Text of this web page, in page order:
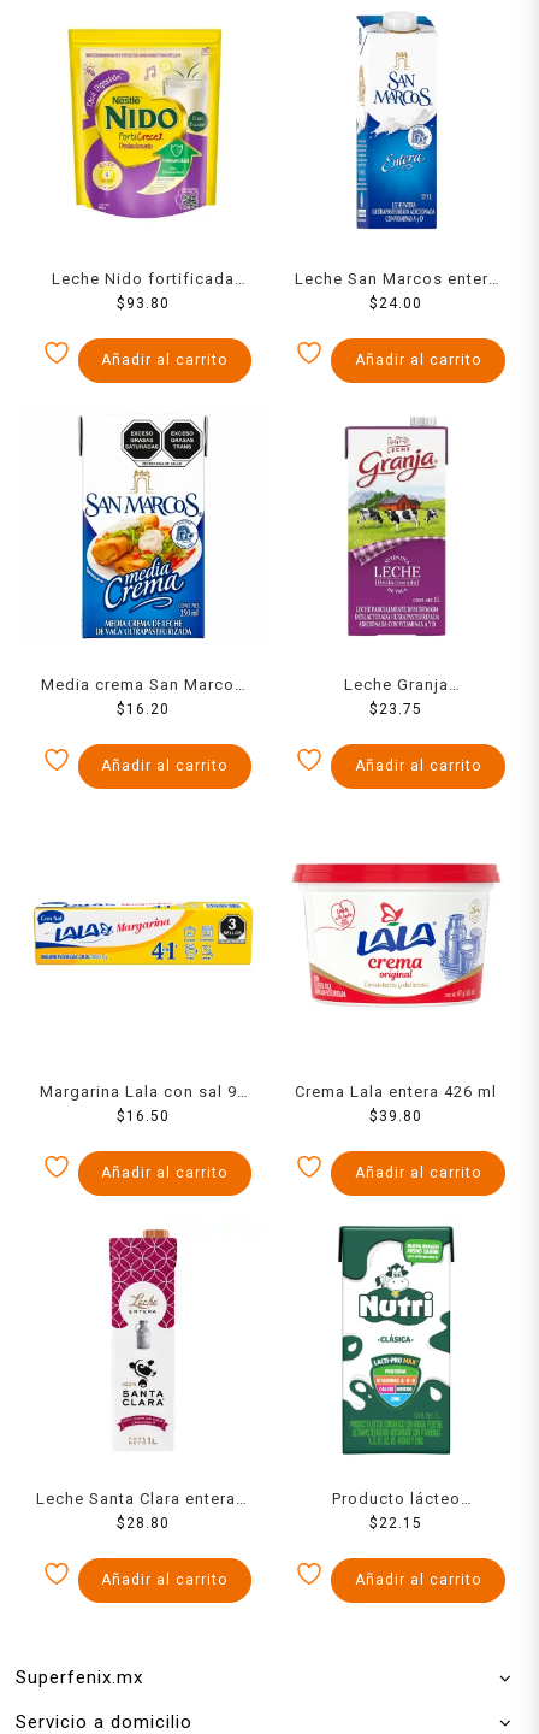
Leche Nido fortificada
deslactosada 460g
$ 93.80
Añadir al carrito
Leche San Marcos entera
ultrapasteurizada 1 l
$ 24.00
Añadir al carrito
Media crema San Marcos
250 ml
$16.20
Añadir al carrito
Leche Granja
deslactosada 1 l
$23.75
Añadir al carrito
Margarina Lala con sal 90
g
$16.50
Añadir al carrito
Crema Lala entera 426 ml
$ 39.80
Añadir al carrito
Leche Santa Clara entera 1
l
$28.80
Añadir al carrito
Producto lácteo
combinado Nutri entera 1 l
$22.15
Añadir al carrito
Superfenix.mx
Servicio a domicilio